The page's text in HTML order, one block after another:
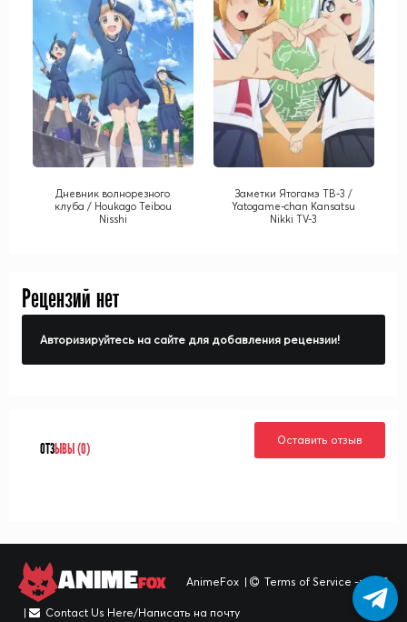
Дневник волнорезного
клуба / Houkago Teibou
Nisshi
Заметки Ятогамэ ТВ-3 /
Yatogame-chan Kansatsu
Nikki TV-3
Рецензий нет
Авторизируйтесь на сайте для добавления рецензии!
ОТЗЫВЫ (0)
Оставить отзыв
ANIMEFOX AnimeFox | Terms of Service -> TOS
| Contact Us Here/Написать на почту